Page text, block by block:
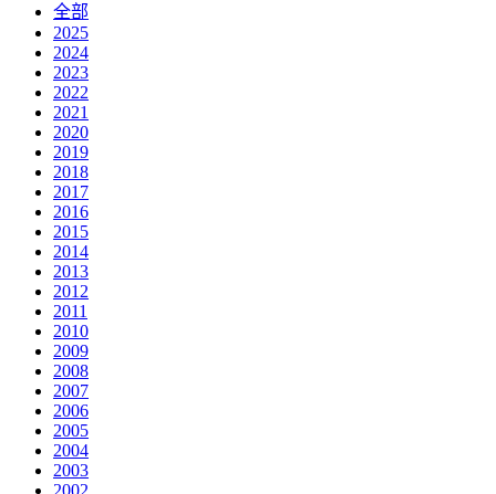
全部
2025
2024
2023
2022
2021
2020
2019
2018
2017
2016
2015
2014
2013
2012
2011
2010
2009
2008
2007
2006
2005
2004
2003
2002